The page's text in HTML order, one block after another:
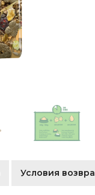
Условия